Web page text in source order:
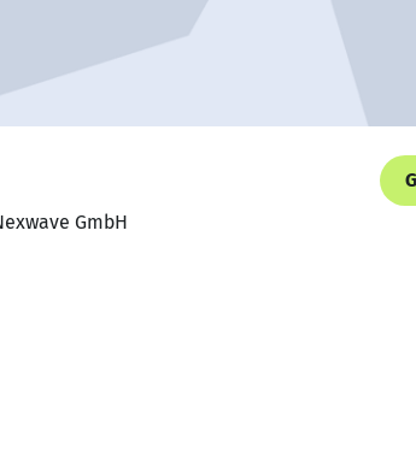
GmbH